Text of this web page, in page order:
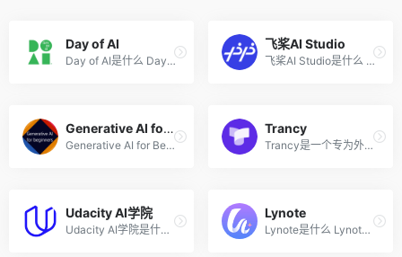
Day of AI
Day of AI是什么 Day of AI是...
飞桨AI Studio
飞桨AI Studio是什么 飞桨AI ...
Generative AI for Beginners
Generative AI for Beginners...
Trancy
Trancy是一个专为外语学习者...
Udacity AI学院
Udacity AI学院是什么 Udacit...
Lynote
Lynote是什么 Lynote 是面向...